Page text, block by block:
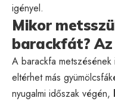
igényel.
Mikor
barackfát?
A barackfa
eltérhet más
nyugalmi időszak végén,